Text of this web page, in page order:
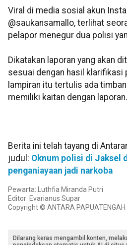
Viral di media sosial akun
@saukansamallo, terlihat
pelapor menegur dua polisi
Dikatakan laporan yang akan
sesuai dengan hasil klarifikasi
lampiran itu tertulis ada
memiliki kaitan dengan laporan.
Berita ini telah tayang di
judul: Oknum polisi di Jaksel
penganiayaan jadi narkoba
Pewarta: Luthfia Miranda Putri
Editor: Evarianus Supar
Copyright © ANTARA PAPUATENGAH
Dilarang keras mengambil konten,